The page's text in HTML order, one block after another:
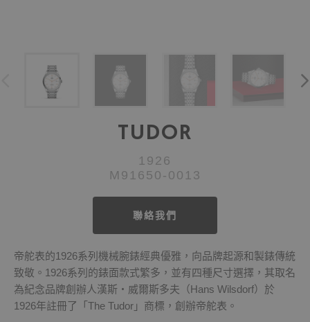
TUDOR
1926
M91650-0013
聯絡我們
帝舵表的1926系列機械腕錶經典優雅，向品牌起源和製錶傳統
致敬。1926系列的錶面款式繁多，並有四種尺寸選擇，其取名
為紀念品牌創辦人漢斯・威爾斯多夫（Hans Wilsdorf）於
1926年註冊了「The Tudor」商標，創辦帝舵表。